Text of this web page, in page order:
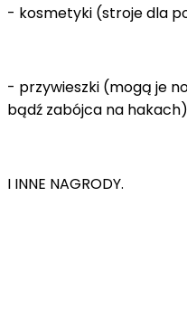
- kosmetyki (stroje dla
- przywieszki (mogą je
bądź zabójca na
I INNE NAGRODY.